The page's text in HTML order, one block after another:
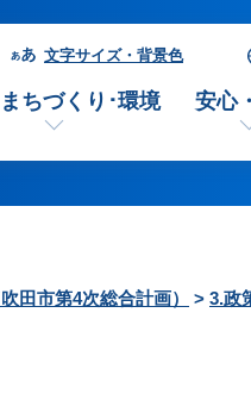
文字サイズ・背景色
ちづくり･環境 安心
田市第4次総合計画） > 3.政